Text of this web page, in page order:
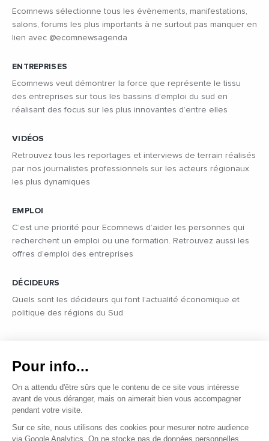
Ecomnews sélectionne tous les évènements, manifestations,
salons, forums les plus importants à ne surtout pas manquer en
lien avec @ecomnewsagenda
ENTREPRISES
Ecomnews veut démontrer la force que représente le tissu
des entreprises sur tous les bassins d’emploi du sud en
réalisant des focus sur les plus innovantes d’entre elles
VIDÉOS
Retrouvez tous les reportages et interviews de terrain réalisés
par nos journalistes professionnels sur les acteurs régionaux
les plus dynamiques
EMPLOI
C’est une priorité pour Ecomnews d’aider les personnes qui
recherchent un emploi ou une formation. Retrouvez aussi les
offres d’emploi des entreprises
DÉCIDEURS
Quels sont les décideurs qui font l’actualité économique et
politique des régions du Sud
Copyright © 2026 - Tous droits réservés